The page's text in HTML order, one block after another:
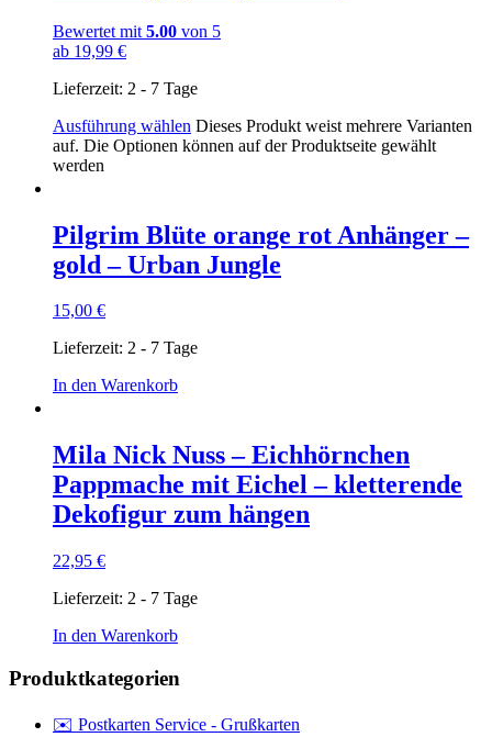
Bewertet mit 5.00 von 5
ab 19,99 €
Lieferzeit: 2 - 7 Tage
Ausführung wählen Dieses Produkt weist mehrere Varianten
auf. Die Optionen können auf der Produktseite gewählt
werden
Pilgrim Blüte orange rot Anhänger –
gold – Urban Jungle
15,00 €
Lieferzeit: 2 - 7 Tage
In den Warenkorb
Mila Nick Nuss – Eichhörnchen
Pappmache mit Eichel – kletterende
Dekofigur zum hängen
22,95 €
Lieferzeit: 2 - 7 Tage
In den Warenkorb
Produktkategorien
✉️ Postkarten Service - Grußkarten